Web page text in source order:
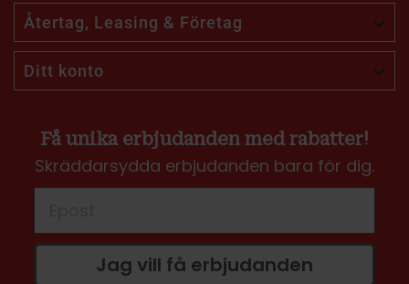
Återtag, Leasing & Företag 
Ditt konto 
Få unika erbjudanden med rabatter!
Skräddarsydda erbjudanden bara för dig.
Jag vill få erbjudanden